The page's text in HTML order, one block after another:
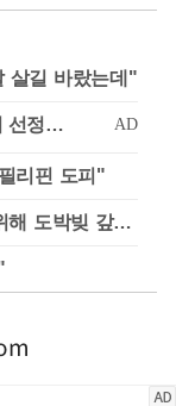
살길 바랐는데"
리핀 도피"
차가원 "MC몽에 400억 뜯겨…백현 위해 도박빚 갚아줘"